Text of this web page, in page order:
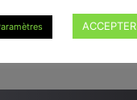
ACCEPTER